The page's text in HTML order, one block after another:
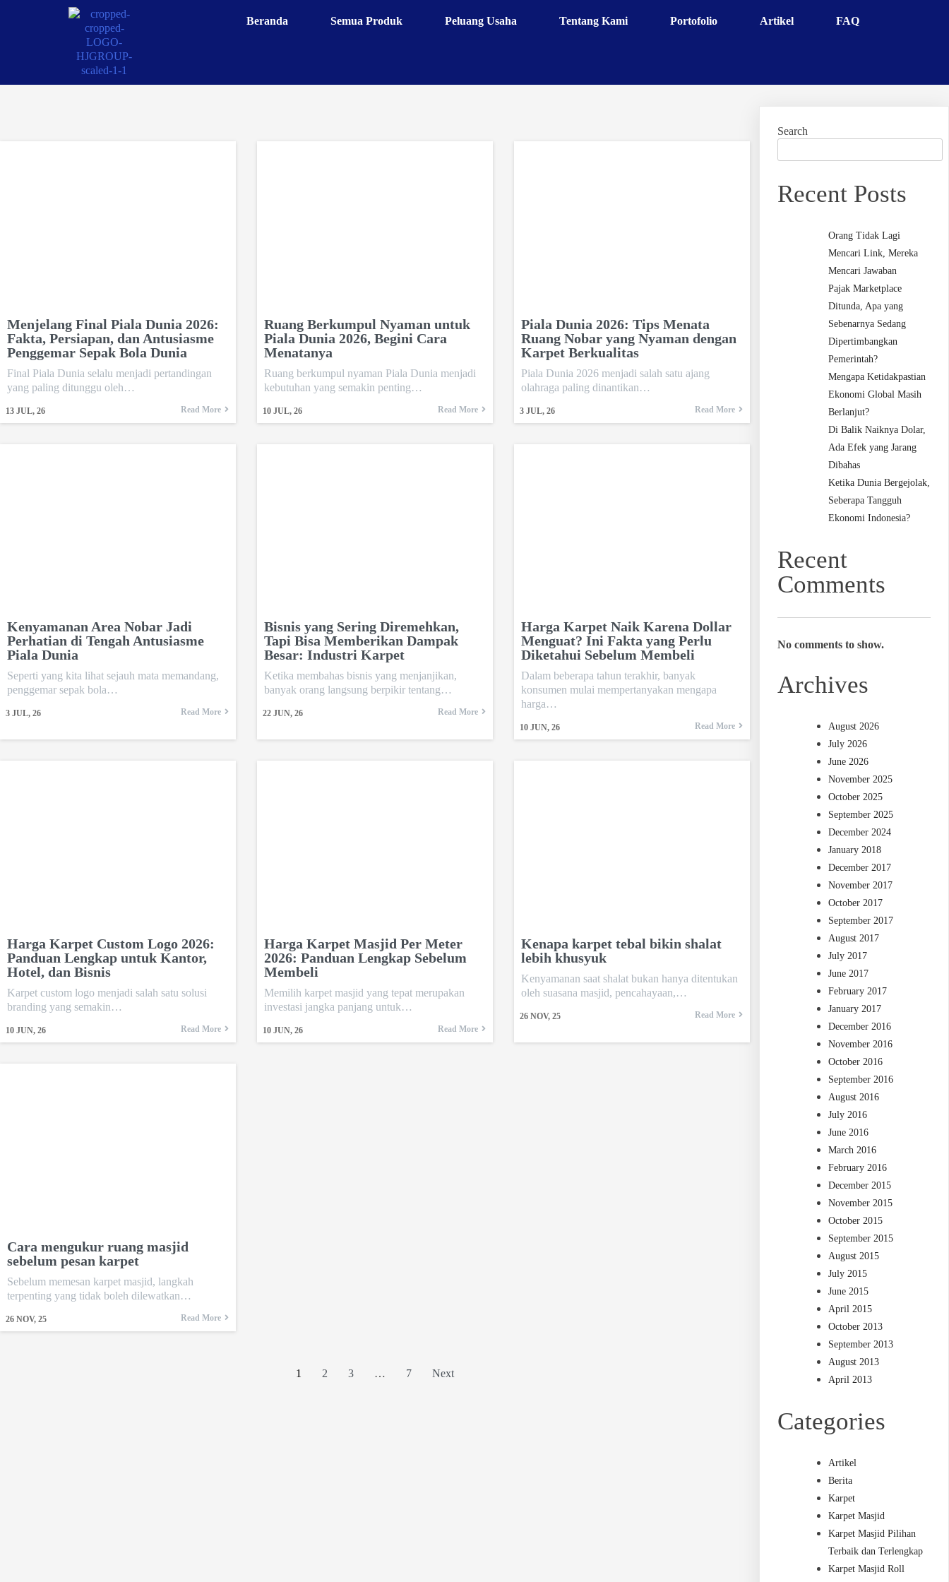
Beranda Semua Produk Peluang Usaha Tentang Kami Portofolio Artikel FAQ
Menjelang Final Piala Dunia 2026:
Fakta, Persiapan, dan Antusiasme
Penggemar Sepak Bola Dunia
13 JUL, 26
Final Piala Dunia selalu menjadi pertandingan
yang paling ditunggu oleh…
Read More
Ruang Berkumpul Nyaman untuk
Piala Dunia 2026, Begini Cara
Menatanya
10 JUL, 26
Ruang berkumpul nyaman Piala Dunia menjadi
kebutuhan yang semakin penting…
Read More
Piala Dunia 2026: Tips Menata
Ruang Nobar yang Nyaman dengan
Karpet Berkualitas
3 JUL, 26
Piala Dunia 2026 menjadi salah satu ajang
olahraga paling dinantikan…
Read More
Kenyamanan Area Nobar Jadi
Perhatian di Tengah Antusiasme
Piala Dunia
3 JUL, 26
Seperti yang kita lihat sejauh mata memandang,
penggemar sepak bola…
Read More
Bisnis yang Sering Diremehkan,
Tapi Bisa Memberikan Dampak
Besar: Industri Karpet
22 JUN, 26
Ketika membahas bisnis yang menjanjikan,
banyak orang langsung berpikir tentang…
Read More
Harga Karpet Naik Karena Dollar
Menguat? Ini Fakta yang Perlu
Diketahui Sebelum Membeli
10 JUN, 26
Dalam beberapa tahun terakhir, banyak
konsumen mulai mempertanyakan mengapa
harga…
Read More
Harga Karpet Custom Logo 2026:
Panduan Lengkap untuk Kantor,
Hotel, dan Bisnis
10 JUN, 26
Karpet custom logo menjadi salah satu solusi
branding yang semakin…
Read More
Harga Karpet Masjid Per Meter
2026: Panduan Lengkap Sebelum
Membeli
10 JUN, 26
Memilih karpet masjid yang tepat merupakan
investasi jangka panjang untuk…
Read More
Kenapa karpet tebal bikin shalat
lebih khusyuk
26 NOV, 25
Kenyamanan saat shalat bukan hanya ditentukan
oleh suasana masjid, pencahayaan,…
Read More
Cara mengukur ruang masjid
sebelum pesan karpet
26 NOV, 25
Sebelum memesan karpet masjid, langkah
terpenting yang tidak boleh dilewatkan…
Read More
1 2 3 … 7 Next
Search
Recent Posts
Orang Tidak Lagi
Mencari Link, Mereka
Mencari Jawaban
Pajak Marketplace
Ditunda, Apa yang
Sebenarnya Sedang
Dipertimbangkan
Pemerintah?
Mengapa Ketidakpastian
Ekonomi Global Masih
Berlanjut?
Di Balik Naiknya Dolar,
Ada Efek yang Jarang
Dibahas
Ketika Dunia Bergejolak,
Seberapa Tangguh
Ekonomi Indonesia?
Recent
Comments
No comments to show.
Archives
August 2026
July 2026
June 2026
November 2025
October 2025
September 2025
December 2024
January 2018
December 2017
November 2017
October 2017
September 2017
August 2017
July 2017
June 2017
February 2017
January 2017
December 2016
November 2016
October 2016
September 2016
August 2016
July 2016
June 2016
March 2016
February 2016
December 2015
November 2015
October 2015
September 2015
August 2015
July 2015
June 2015
April 2015
October 2013
September 2013
August 2013
April 2013
Categories
Artikel
Berita
Karpet
Karpet Masjid
Karpet Masjid Pilihan
Terbaik dan Terlengkap
Karpet Masjid Roll